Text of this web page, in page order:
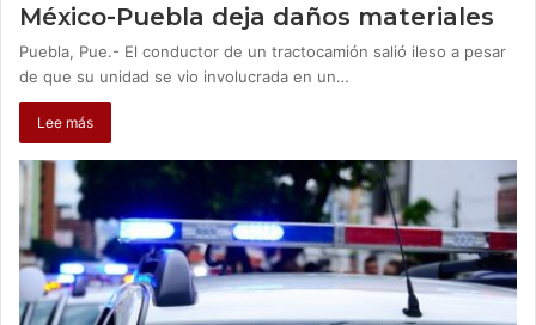
México-Puebla deja daños materiales
Puebla, Pue.- El conductor de un tractocamión salió ileso a pesar
de que su unidad se vio involucrada en un…
Lee más